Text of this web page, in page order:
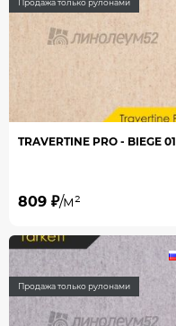
Продажа только рулонами
TRAVERTINE PRO - BIEGE 01
809 ₽/м²
Продажа только рулонами